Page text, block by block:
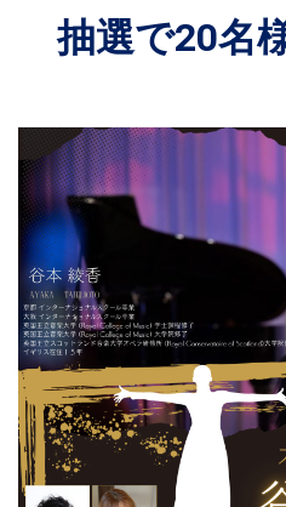
抽選で20名